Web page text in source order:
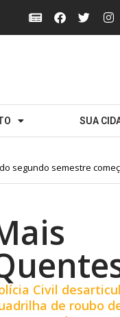
SUA
semestre
Civil
de roubo